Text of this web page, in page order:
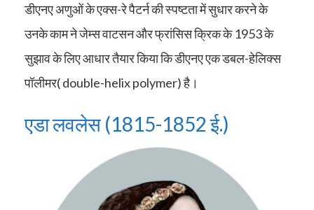
डीएनए अणुओं के एक्स-रे पैटर्न की स्पष्टता में सुधार करने के
उनके काम ने जेम्स वाटसन और फ्रांसिस क्रिक के 1953 के
सुझाव के लिए आधार तैयार किया कि डीएनए एक डबल-हेलिक्स
पॉलीमर( double-helix polymer) है।
एडा लवलेस (1815-1852 ई.)